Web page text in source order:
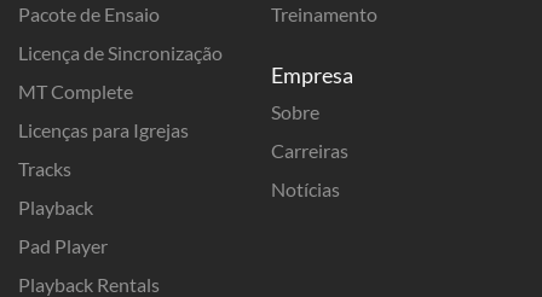
Pacote de Ensaio
Licença de Sincronização
MT Complete
Licenças para Igrejas
Tracks
Playback
Pad Player
Playback Rentals
Treinamento
Empresa
Sobre
Carreiras
Notícias